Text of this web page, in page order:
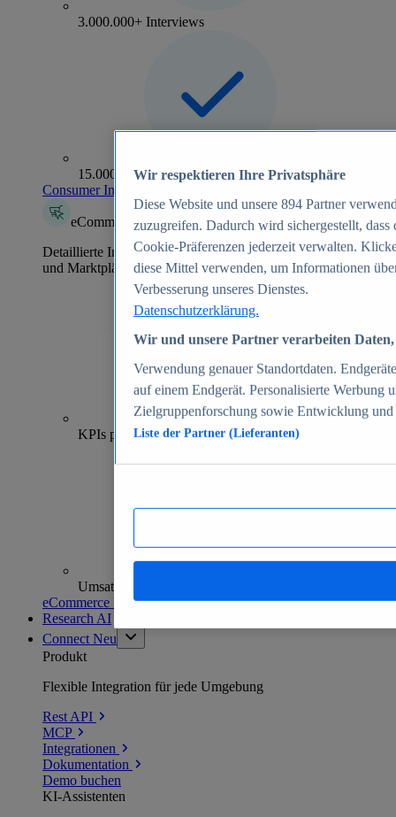
3.000.000+ Interviews
15.000+ Marken
Consumer Insights entdecken
eCommerce Insights
Detaillierte Informationen zu mehr als 39.000 Online-Shops
und Marktplätzen
70+
KPIs pro Shop
Umsatzanalysen und -prognosen
eCommerce Insights entdecken
Research AI
Connect Neu
Produkt
Flexible Integration für jede Umgebung
Rest API
MCP
Integrationen
Dokumentation
Demo buchen
KI-Assistenten
Wir respektieren Ihre Privatsphäre
Diese Website und unsere 894 Partner
zuzugreifen. Dadurch wird sichergestellt,
Cookie-Präferenzen jederzeit verwalten.
diese Mittel verwenden, um Informationen
Verbesserung unseres Dienstes.
Datenschutzerklärung.
Wir und unsere Partner verarbeiten
Verwendung genauer Standortdaten.
auf einem Endgerät. Personalisierte Werbung
Zielgruppenforschung sowie Entwicklung
Liste der Partner (Lieferanten)